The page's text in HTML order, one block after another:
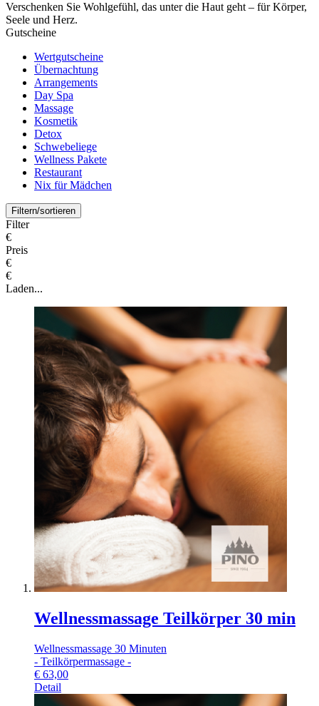
Verschenken Sie Wohlgefühl, das unter die Haut geht – für Körper,
Seele und Herz.
Gutscheine
Wertgutscheine
Übernachtung
Arrangements
Day Spa
Massage
Kosmetik
Detox
Schwebeliege
Wellness Pakete
Restaurant
Nix für Mädchen
Filtern/sortieren
Filter
€
Preis
€
€
Laden...
Wellnessmassage Teilkörper 30 min
Wellnessmassage 30 Minuten
- Teilkörpermassage -
€ 63,00
Detail